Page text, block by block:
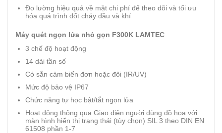
Đo lường hiệu quả về mặt chi phí để theo dõi và tối ưu
hóa quá trình đốt cháy dầu và khí
Máy quét ngọn lửa nhỏ gọn F300K LAMTEC
3 chế độ hoạt động
14 dải tần số
Có sẵn cảm biến đơn hoặc đôi (IR/UV)
Mức độ bảo vệ IP67
Chức năng tự học bật/tắt ngọn lửa
Hoạt động thông qua Giao diện người dùng đồ họa với
màn hình hiển thị trạng thái (tùy chọn) SIL 3 theo DIN EN
61508 phần 1-7